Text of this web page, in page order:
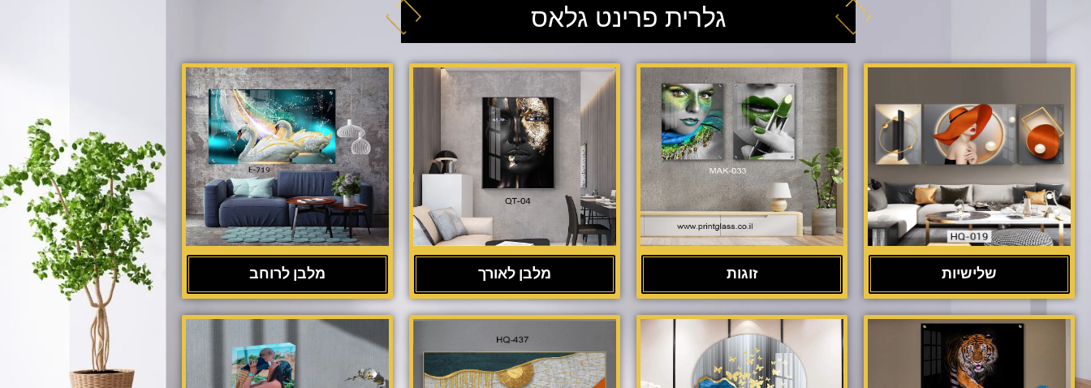
גלרית פרינט גלאס
שלישיות זוגות מלבן לאורך מלבן לרוחב